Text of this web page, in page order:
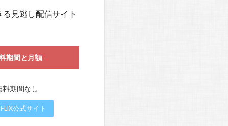
見逃し配信サイト
期間と月額
料期間なし
公式サイト